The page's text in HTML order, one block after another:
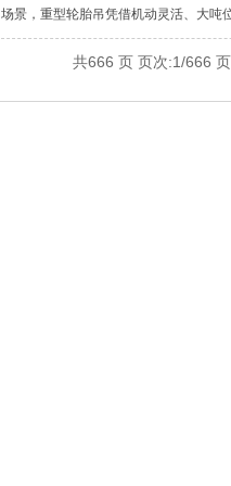
场景，重型轮胎吊凭借机动灵活、大吨
共666 页 页次:1/666 页